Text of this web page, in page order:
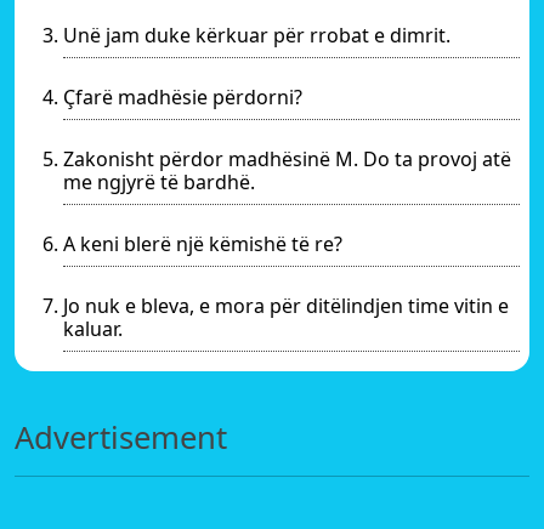
Unë jam duke kërkuar për rrobat e dimrit.
Çfarë madhësie përdorni?
Zakonisht përdor madhësinë M. Do ta provoj atë
me ngjyrë të bardhë.
A keni blerë një këmishë të re?
Jo nuk e bleva, e mora për ditëlindjen time vitin e
kaluar.
Advertisement